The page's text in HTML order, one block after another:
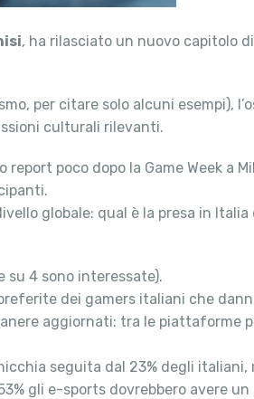
, ha rilasciato un nuovo capitolo di
per citare solo alcuni esempi),
culturali rilevanti.
poco dopo la Game Week a
globale: qual è la presa in
su 4 sono interessate).
dei gamers italiani che
aggiornati: tra le piattaforme
seguita dal 23% degli italiani,
gli e-sports dovrebbero avere